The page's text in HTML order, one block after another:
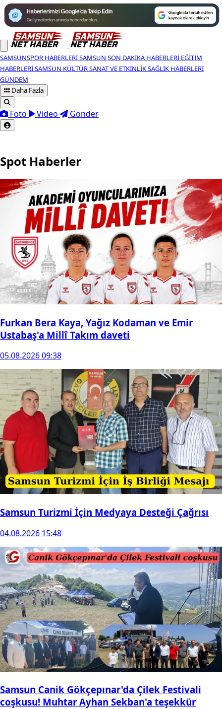
SAMSUNSPOR HABERLERISAMSUN SON DAKIKA HABERLERI EĞITIM
HABERLERISAMSUN KÜLTÜR SANAT VE ETKINLIKSAĞLIK HABERLERI
GÜNDEM
Daha Fazla
Foto Video Gönder
Spot Haberler
Furkan Bera Kaya, Yağız Kodaman ve Emir
Ustabaş'a Millî Takım daveti
05.08.2026 09:38
Samsun Turizmi İçin Medyaya Desteği Çağrısı
04.08.2026 15:48
Samsun Canik Gökçepınar'da Çilek Festivali
coşkusu! Muhtar Ayhan Sekban'a teşekkür